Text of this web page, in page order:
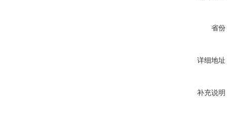
省份
详细地址
补充说明